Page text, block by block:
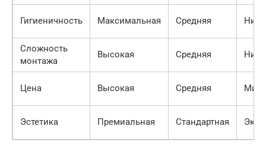
Гигиеничность Максимальная Средняя
Сложность
монтажа
Высокая Средняя
Цена Высокая Средняя
Эстетика Премиальная Стандартная